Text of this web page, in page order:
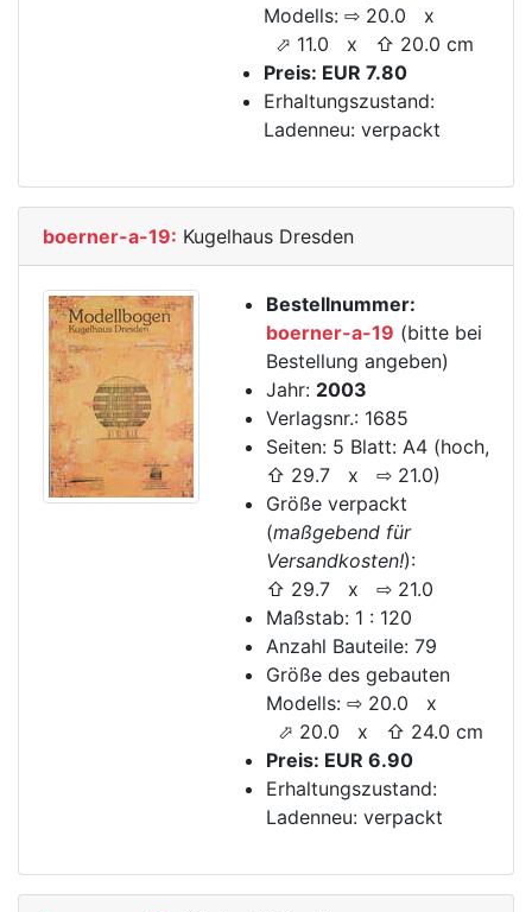
Modells: ⇨ 20.0 x
⬀ 11.0 x ⇧ 20.0 cm
Preis: EUR 7.80
Erhaltungszustand:
Ladenneu: verpackt
boerner-a-19: Kugelhaus Dresden
Bestellnummer:
boerner-a-19 (bitte bei
Bestellung angeben)
Jahr: 2003
Verlagsnr.: 1685
Seiten: 5 Blatt: A4 (hoch,
⇧ 29.7 x ⇨ 21.0)
Größe verpackt
(maßgebend für
Versandkosten!):
⇧ 29.7 x ⇨ 21.0
Maßstab: 1 : 120
Anzahl Bauteile: 79
Größe des gebauten
Modells: ⇨ 20.0 x
⬀ 20.0 x ⇧ 24.0 cm
Preis: EUR 6.90
Erhaltungszustand:
Ladenneu: verpackt